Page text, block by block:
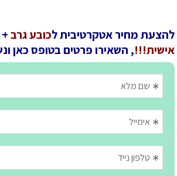
להצעת מחיר אטקרטיבית לכובע גרב+
אישית!!!, השאירו פרטים בטופס כאן